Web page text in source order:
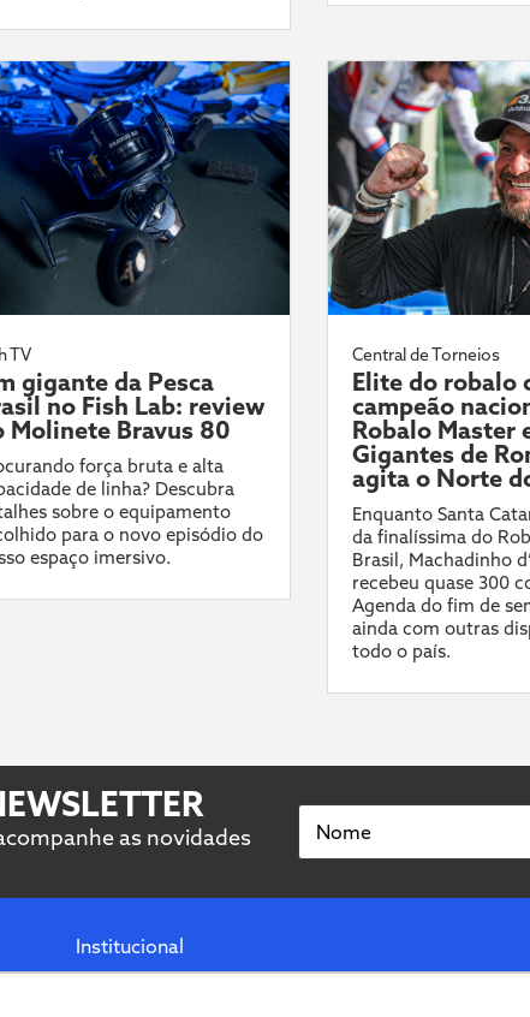
TV
gigante da Pesca
no Fish Lab: review
Molinete Bravus 80
força bruta e alta
de linha? Descubra
sobre o equipamento
para o novo episódio do
espaço imersivo.
Central de Torneios
Elite do robalo
campeão
Robalo Master
Gigantes de
agita o Norte
Enquanto Santa
da finalíssima do
Brasil, Machadinho
recebeu quase 300
Agenda do fim de
ainda com outras
todo o país.
as novidades
Nome
Institucional